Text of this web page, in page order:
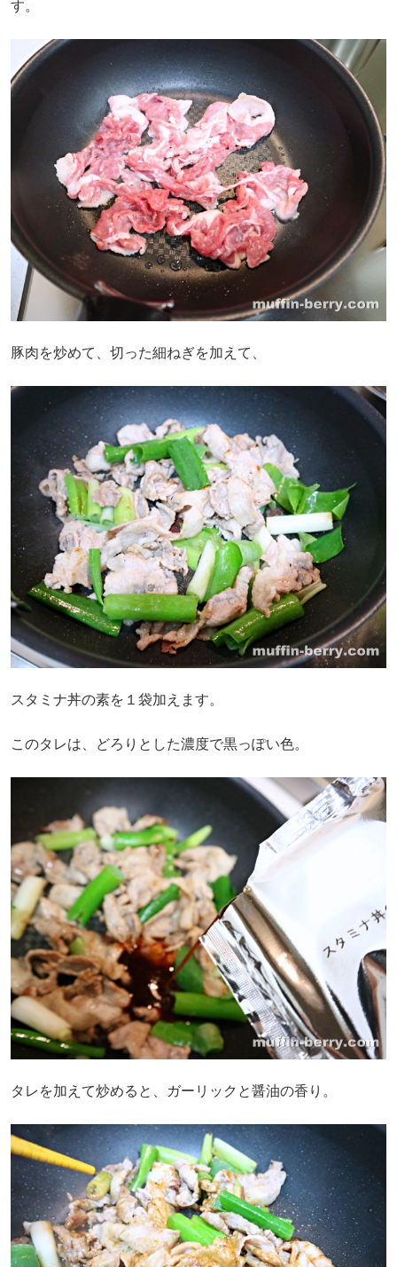
す。
豚肉を炒めて、切った細ねぎを加えて、
スタミナ丼の素を１袋加えます。
このタレは、どろりとした濃度で黒っぽい色。
タレを加えて炒めると、ガーリックと醤油の香り。